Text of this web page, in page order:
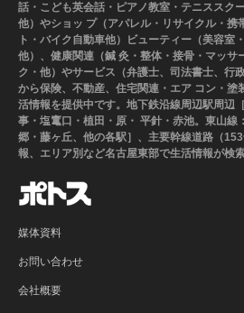
話・こども英会話・ピアノ教室・テニススク
他）やショッ プ（アパレル・リサイクル・携
ト・バイク自動車他）ビューティー（美容室
他）、健康関連（鍼 灸・整体・接骨・マッサ
ク・他）やサービス（弁護士、司法書士、行
から保険、不動産、住宅関連・エア コン・塗
活情報を提供中です。地下鉄沿線周辺駅周辺
事・塩竃口・植田・原・ 平針・赤池。東山線
郷・藤ヶ丘、他の各駅］、主要幹線道路（
報、エリア別など名古屋東部で生活情報が検索
媒体資料
お問い合わせ
会社概要